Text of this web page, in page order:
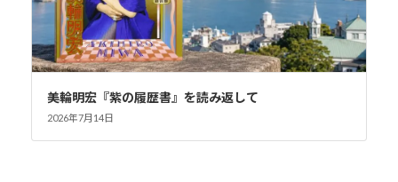
美輪明宏『紫の履歴書』を読み返して
2026年7月14日